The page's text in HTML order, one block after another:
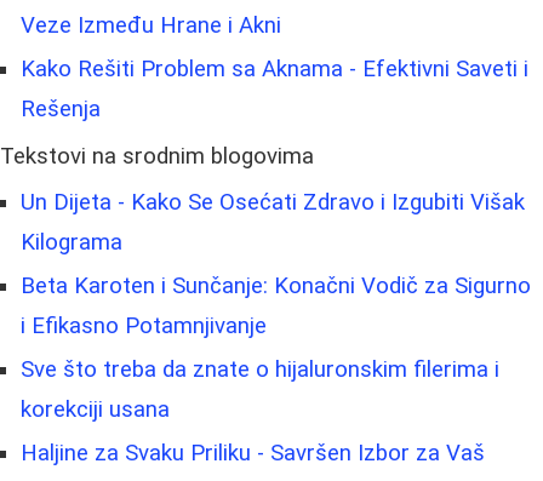
Veze Između Hrane i Akni
Kako Rešiti Problem sa Aknama - Efektivni Saveti i
Rešenja
Tekstovi na srodnim blogovima
Un Dijeta - Kako Se Osećati Zdravo i Izgubiti Višak
Kilograma
Beta Karoten i Sunčanje: Konačni Vodič za Sigurno
i Efikasno Potamnjivanje
Sve što treba da znate o hijaluronskim filerima i
korekciji usana
Haljine za Svaku Priliku - Savršen Izbor za Vaš